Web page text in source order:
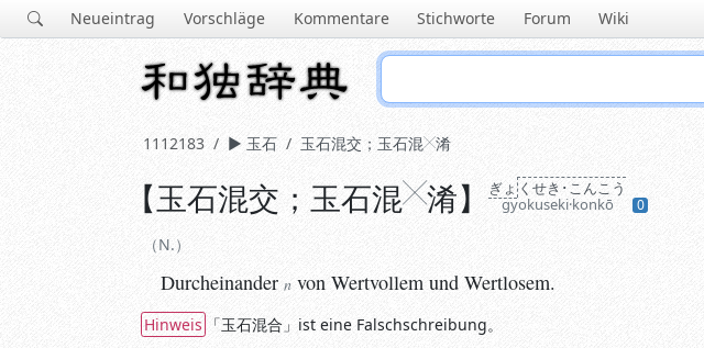
Neueintrag Vorschläge Kommentare Stichworte Forum Wiki
1112183 玉石 玉石混交 ； 玉石混 淆
N.
【玉石混交 ； 玉石混 淆】 ぎょ くせき･こんこう
gyokuseki·konkō
0
N.
Durcheinander n von Wertvollem und Wertlosem.
Hinweis 「玉石混合」 ist eine Falschschreibung。